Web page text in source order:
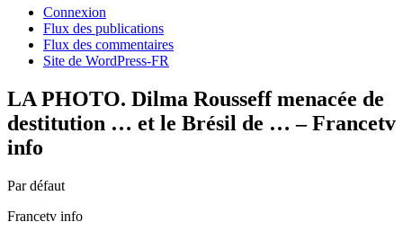
Connexion
Flux des publications
Flux des commentaires
Site de WordPress-FR
LA PHOTO. Dilma Rousseff menacée de
destitution … et le Brésil de … – Francetv
info
Par défaut
Francetv info